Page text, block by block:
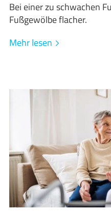
Bei einer zu schwachen
Fußgewölbe flacher.
Mehr lesen